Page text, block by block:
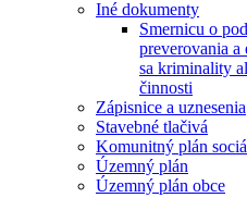
Iné dokumenty
Smernicu o
preverovania
sa kriminality
činnosti
Zápisnice a uznesenia
Stavebné tlačivá
Komunitný plán
Územný plán
Územný plán obce